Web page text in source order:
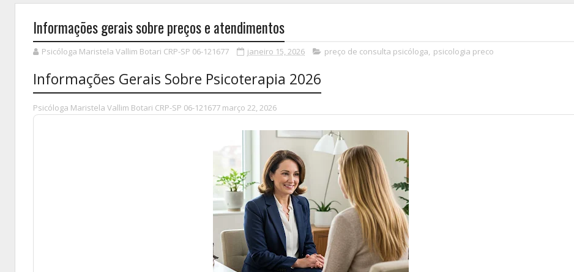
Informações gerais sobre preços e atendimentos
Psicóloga Maristela Vallim Botari CRP-SP 06-121677 janeiro 15, 2026 preço de consulta psicóloga, psicologia preco
Informações Gerais Sobre Psicoterapia 2026
Psicóloga Maristela Vallim Botari CRP-SP 06-121677 março 22, 2026